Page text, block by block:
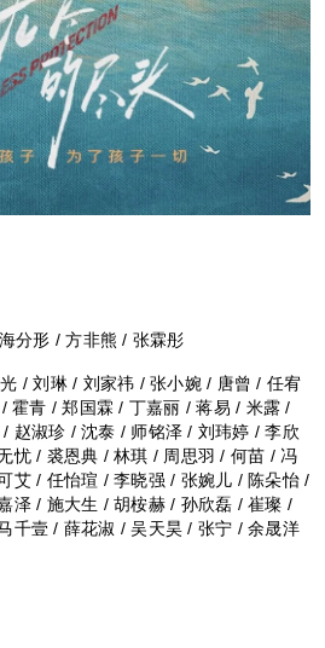
分形 / 方非熊 / 张霖彤
/ 刘琳 / 刘家祎 / 张小婉 / 唐曾 / 任宥
霍青 / 郑国霖 / 丁嘉丽 / 蒋易 / 米露 /
赵淑珍 / 沈泰 / 师铭泽 / 刘玮婷 / 李欣
忧 / 裘恩典 / 林琪 / 周思羽 / 何苗 / 冯
艾 / 任怡瑄 / 李晓强 / 张婉儿 / 陈朵怡 /
泽 / 施大生 / 胡桉赫 / 孙欣磊 / 崔璨 /
千壹 / 薛花淑 / 吴天昊 / 张宁 / 余晟洋